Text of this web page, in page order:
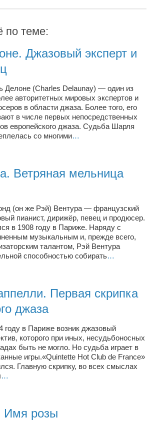
по теме:
Джазовый эксперт и
Делоне (Charles Delaunay) — один из
авторитетных мировых экспертов и
в области джаза. Более того, его
в числе первых непосредственных
европейского джаза. Судьба Шарля
со многими…
Ветряная мельница
(он же Рэй) Вентура — французский
пианист, дирижёр, певец и продюсер.
в 1908 году в Париже. Наряду с
музыкальным и, прежде всего,
талантом, Рэй Вентура
способностью собирать…
Первая скрипка
джаза
году в Париже возник джазовый
которого при иных, несудьбоносных
быть не могло. Но судьба играет в
игры.«Quintette Hot Club de France»
Главную скрипку, во всех смыслах
…
Имя розы